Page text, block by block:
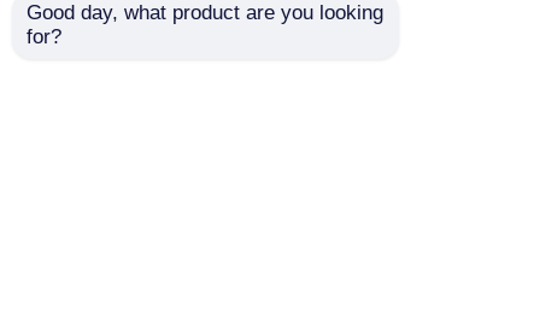
Good day, what product are you looking
for?